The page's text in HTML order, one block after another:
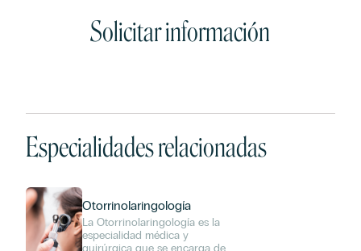
Solicitar información
Especialidades relacionadas
Otorrinolaringología
La Otorrinolaringología es la
especialidad médica y
quirúrgica que se encarga del